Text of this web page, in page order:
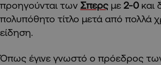
προηγούνται των Σπερς με 2-0και
πολυπόθητο τίτλο μετά από πολλά
είδηση.
Όπως έγινε γνωστό ο πρόεδρος